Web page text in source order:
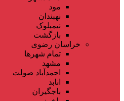
مود
نهبندان
نیمبلوک
بازگشت
خراسان رضوی
تمام شهر‌ها
مشهد
احمدآباد صولت
انابد
باجگیران